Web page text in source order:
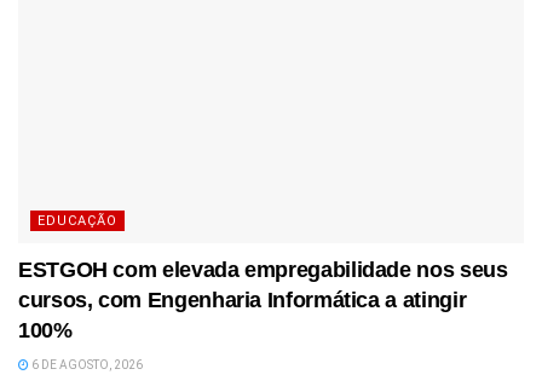
EDUCAÇÃO
ESTGOH com elevada empregabilidade nos seus
cursos, com Engenharia Informática a atingir
100%
6 DE AGOSTO, 2026